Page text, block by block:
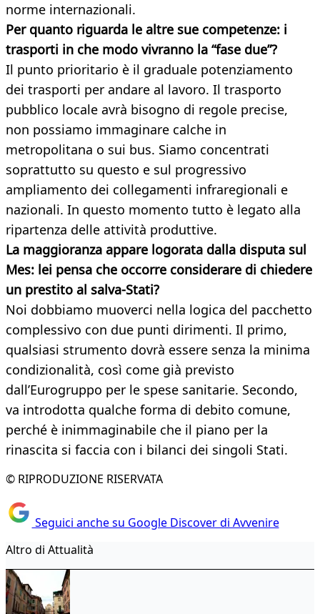
norme internazionali.
Per quanto riguarda le altre sue competenze: i
trasporti in che modo vivranno la “fase due”?
Il punto prioritario è il graduale potenziamento
dei trasporti per andare al lavoro. Il trasporto
pubblico locale avrà bisogno di regole precise,
non possiamo immaginare calche in
metropolitana o sui bus. Siamo concentrati
soprattutto su questo e sul progressivo
ampliamento dei collegamenti infraregionali e
nazionali. In questo momento tutto è legato alla
ripartenza delle attività produttive.
La maggioranza appare logorata dalla disputa sul
Mes: lei pensa che occorre considerare di chiedere
un prestito al salva-Stati?
Noi dobbiamo muoverci nella logica del pacchetto
complessivo con due punti dirimenti. Il primo,
qualsiasi strumento dovrà essere senza la minima
condizionalità, così come già previsto
dall’Eurogruppo per le spese sanitarie. Secondo,
va introdotta qualche forma di debito comune,
perché è inimmaginabile che il piano per la
rinascita si faccia con i bilanci dei singoli Stati.
© RIPRODUZIONE RISERVATA
Seguici anche su Google Discover di Avvenire
Altro di Attualità